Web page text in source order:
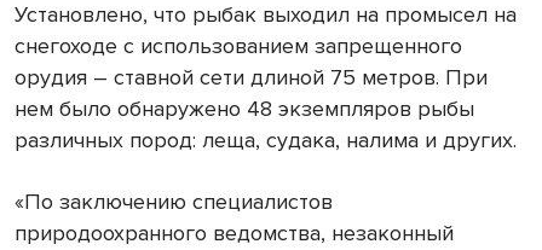
Установлено, что рыбак выходил на промысел на
снегоходе с использованием запрещенного
орудия – ставной сети длиной 75 метров. При
нем было обнаружено 48 экземпляров рыбы
различных пород: леща, судака, налима и других.
«По заключению специалистов
природоохранного ведомства, незаконный